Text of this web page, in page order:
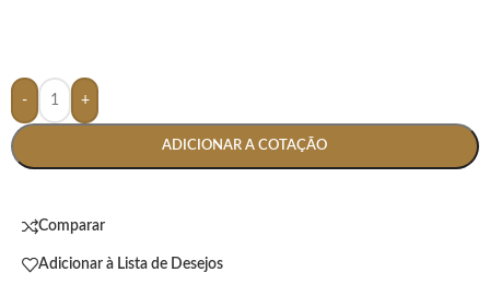
- +
ADICIONAR A COTAÇÃO
Comparar
Adicionar à Lista de Desejos